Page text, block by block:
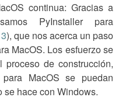
continua: Gracias a
PyInstaller para
), que nos acerca un paso
MacOS. Los esfuerzo se
de construcción,
MacOS se puedan
se hace con Windows.